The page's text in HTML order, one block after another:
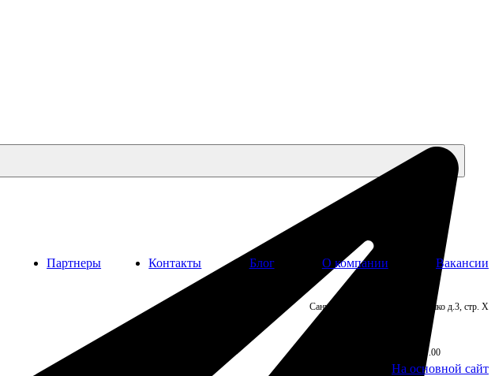
Партнеры Контакты Блог О компании Вакансии
Санкт-Петербург, ул. Кондратенко д.3, стр. Х
Пн-Пт: 09.00 – 17.00
На основной сайт